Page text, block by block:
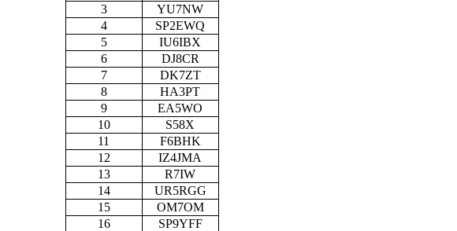
3
YU7NW
4
SP2EWQ
5
IU6IBX
6
DJ8CR
7
DK7ZT
8
HA3PT
9
EA5WO
10
S58X
11
F6BHK
12
IZ4JMA
13
R7IW
14
UR5RGG
15
OM7OM
16
SP9YFF